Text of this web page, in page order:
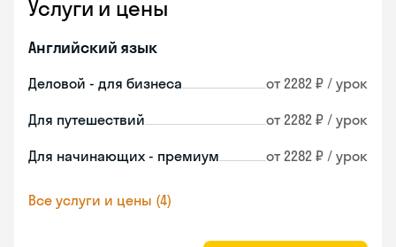
Услуги и цены
Английский язык
Деловой - для бизнеса от 2282 ₽ / урок
Для путешествий от 2282 ₽ / урок
Для начинающих - премиум от 2282 ₽ / урок
Все услуги и цены (4)